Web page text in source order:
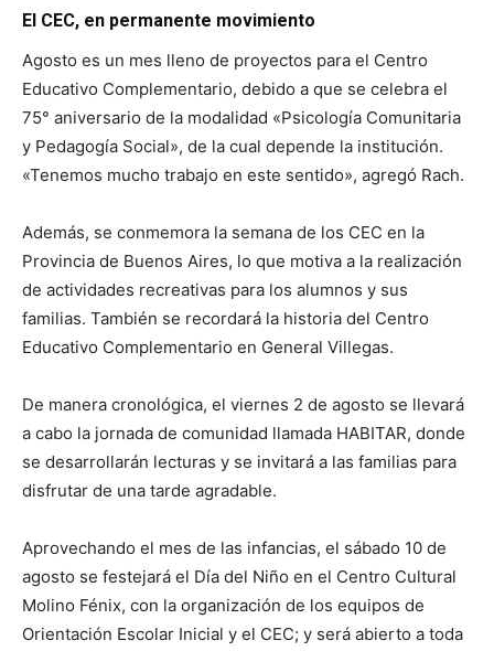
El CEC, en permanente movimiento
Agosto es un mes lleno de proyectos para el Centro
Educativo Complementario, debido a que se celebra el
75° aniversario de la modalidad «Psicología Comunitaria
y Pedagogía Social», de la cual depende la institución.
«Tenemos mucho trabajo en este sentido», agregó Rach.
Además, se conmemora la semana de los CEC en la
Provincia de Buenos Aires, lo que motiva a la realización
de actividades recreativas para los alumnos y sus
familias. También se recordará la historia del Centro
Educativo Complementario en General Villegas.
De manera cronológica, el viernes 2 de agosto se llevará
a cabo la jornada de comunidad llamada HABITAR, donde
se desarrollarán lecturas y se invitará a las familias para
disfrutar de una tarde agradable.
Aprovechando el mes de las infancias, el sábado 10 de
agosto se festejará el Día del Niño en el Centro Cultural
Molino Fénix, con la organización de los equipos de
Orientación Escolar Inicial y el CEC; y será abierto a toda